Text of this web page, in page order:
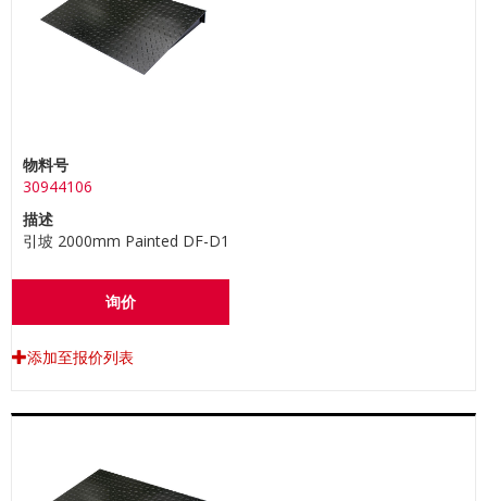
物料号
30944106
描述
引坡 2000mm Painted DF-D1
询价
添加至报价列表